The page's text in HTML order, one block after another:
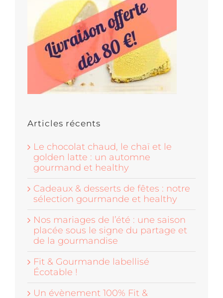
Articles récents
Le chocolat chaud, le chaï et le
golden latte : un automne
gourmand et healthy
Cadeaux & desserts de fêtes : notre
sélection gourmande et healthy
Nos mariages de l’été : une saison
placée sous le signe du partage et
de la gourmandise
Fit & Gourmande labellisé
Écotable !
Un évènement 100% Fit &